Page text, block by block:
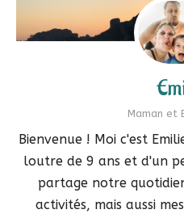
Maman et
Bienvenue ! Moi c'est
loutre de 9 ans et d'un
partage notre
activités, mais aussi